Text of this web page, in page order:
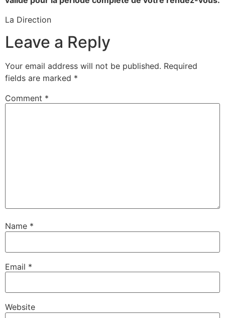
La Direction
Leave a Reply
Your email address will not be published. Required
fields are marked *
Comment *
Name *
Email *
Website